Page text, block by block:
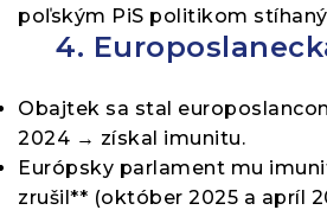
poľským PiS politikom
4.
Obajtek sa stal
2024 → získal imunitu.
Európsky parlament mu
zrušil** (október 2025 a apríl